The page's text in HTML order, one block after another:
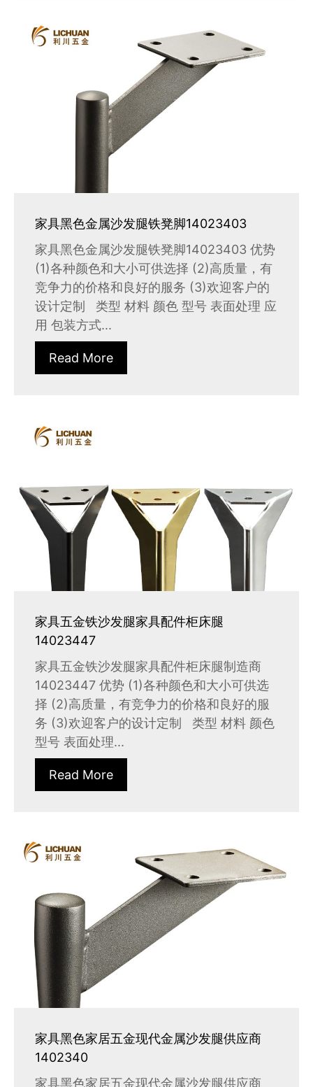
家具黑色金属沙发腿铁凳脚14023403
家具黑色金属沙发腿铁凳脚14023403 优势
(1)各种颜色和大小可供选择 (2)高质量，有
竞争力的价格和良好的服务 (3)欢迎客户的
设计定制 类型 材料 颜色 型号 表面处理 应
用 包装方式...
Read More
家具五金铁沙发腿家具配件柜床腿
14023447
家具五金铁沙发腿家具配件柜床腿制造商
14023447 优势 (1)各种颜色和大小可供选
择 (2)高质量，有竞争力的价格和良好的服
务 (3)欢迎客户的设计定制 类型 材料 颜色
型号 表面处理...
Read More
家具黑色家居五金现代金属沙发腿供应商
1402340
家具黑色家居五金现代金属沙发腿供应商